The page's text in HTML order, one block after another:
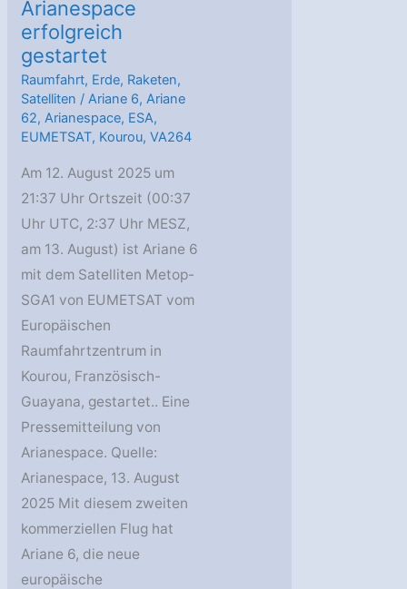
Arianespace
erfolgreich
gestartet
Raumfahrt, Erde, Raketen,
Satelliten /Ariane 6,Ariane
62,Arianespace, ESA,
EUMETSAT, Kourou,VA264
Am 12. August 2025 um
21:37 Uhr Ortszeit (00:37
Uhr UTC, 2:37 Uhr MESZ,
am 13. August) ist Ariane 6
mit dem Satelliten Metop-
SGA1 von EUMETSAT vom
Europäischen
Raumfahrtzentrum in
Kourou, Französisch-
Guayana, gestartet.. Eine
Pressemitteilung von
Arianespace. Quelle:
Arianespace, 13. August
2025 Mit diesem zweiten
kommerziellen Flug hat
Ariane 6, die neue
europäische